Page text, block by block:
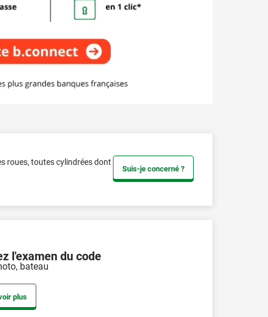
roues, toutes cylindrées dont
Suis-je concerné ?
l'examen du code
bateau
plus